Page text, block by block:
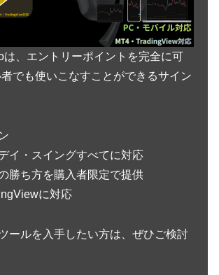
は、エントリーポイントを完全に可
でも使いこなすことができるサイン
イ・スイングすべてに対応
勝ち方を購入者限定で提供
に対応
ールを入手したい方は、ぜひご検討